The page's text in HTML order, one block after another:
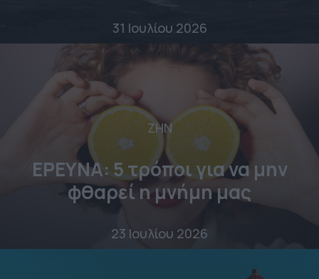
31 Ιουλίου 2026
ΖΗΝ
ΕΡΕΥΝΑ: 5 τρόποι για να μην
φθαρεί η μνήμη μας
23 Ιουλίου 2026